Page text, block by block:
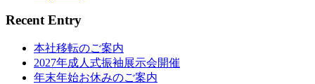
Recent Entry
本社移転のご案内
2027年成人式振袖展示会開催
年末年始お休みのご案内